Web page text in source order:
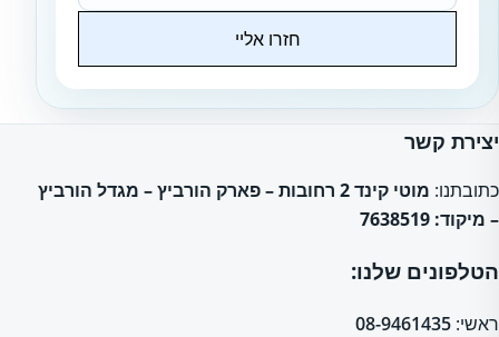
חזרו אליי
יצירת קשר
כתובתנו:
מוטי קינד 2 רחובות – פארק הורביץ – מגדל הורביץ
– מיקוד: 7638519
הטלפונים שלנו:
ראשי: 08-9461435